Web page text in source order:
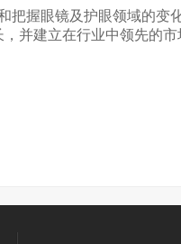
握眼镜及护眼领域的变
并建立在行业中领先的市